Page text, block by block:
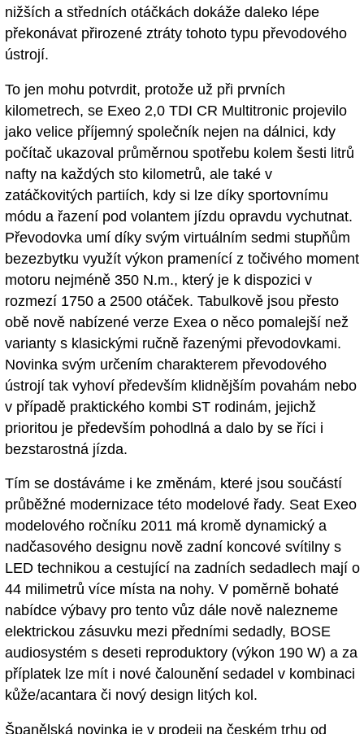
nižších a středních otáčkách dokáže daleko lépe
překonávat přirozené ztráty tohoto typu převodového
ústrojí.
To jen mohu potvrdit, protože už při prvních
kilometrech, se Exeo 2,0 TDI CR Multitronic projevilo
jako velice příjemný společník nejen na dálnici, kdy
počítač ukazoval průměrnou spotřebu kolem šesti litrů
nafty na každých sto kilometrů, ale také v
zatáčkovitých partiích, kdy si lze díky sportovnímu
módu a řazení pod volantem jízdu opravdu vychutnat.
Převodovka umí díky svým virtuálním sedmi stupňům
bezezbytku využít výkon pramenící z točivého moment
motoru nejméně 350 N.m., který je k dispozici v
rozmezí 1750 a 2500 otáček. Tabulkově jsou přesto
obě nově nabízené verze Exea o něco pomalejší než
varianty s klasickými ručně řazenými převodovkami.
Novinka svým určením charakterem převodového
ústrojí tak vyhoví především klidnějším povahám nebo
v případě praktického kombi ST rodinám, jejichž
prioritou je především pohodlná a dalo by se říci i
bezstarostná jízda.
Tím se dostáváme i ke změnám, které jsou součástí
průběžné modernizace této modelové řady. Seat Exeo
modelového ročníku 2011 má kromě dynamický a
nadčasového designu nově zadní koncové svítilny s
LED technikou a cestující na zadních sedadlech mají o
44 milimetrů více místa na nohy. V poměrně bohaté
nabídce výbavy pro tento vůz dále nově nalezneme
elektrickou zásuvku mezi předními sedadly, BOSE
audiosystém s deseti reproduktory (výkon 190 W) a za
příplatek lze mít i nové čalounění sedadel v kombinaci
kůže/acantara či nový design litých kol.
Španělská novinka je v prodeji na českém trhu od